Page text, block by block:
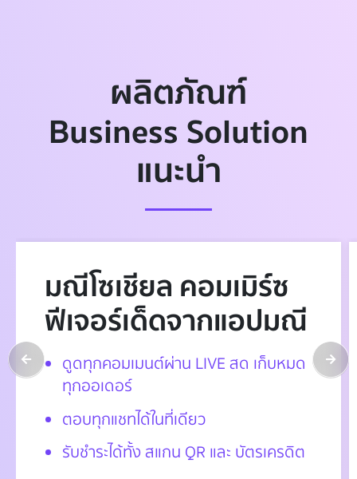
ผลิตภัณฑ์
Business Solution
แนะนำ
มณีโซเชียล คอมเมิร์ซ
ฟีเจอร์เด็ดจากแอปมณี
ดูดทุกคอมเมนต์ผ่าน LIVE สด เก็บหมด
ทุกออเดอร์
ตอบทุกแชทได้ในที่เดียว
รับชำระได้ทั้ง สแกน QR และ บัตรเครดิต